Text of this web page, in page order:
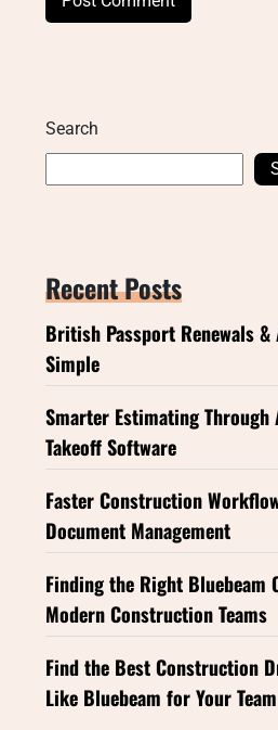
Search
Recent Posts
British Passport Renewals
Simple
Smarter Estimating
Takeoff Software
Faster Construction
Document Management
Finding the Right
Modern Construction Teams
Find the Best Construction
Like Bluebeam for Your Team